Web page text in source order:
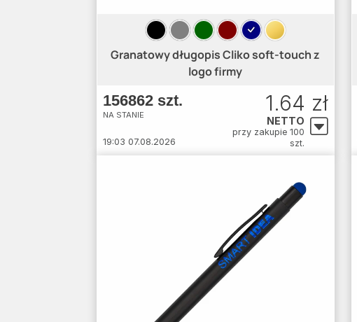
Granatowy długopis Cliko soft-touch z
logo firmy
156862 szt.
NA STANIE
19:03 07.08.2026
1.64 zł
NETTO
przy zakupie 100
szt.